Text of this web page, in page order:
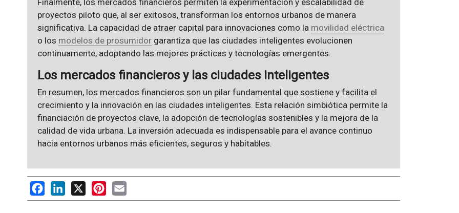
Finalmente, los mercados financieros permiten la experimentación y escalabilidad de
proyectos piloto que, al ser exitosos, transforman los entornos urbanos de manera
significativa. La capacidad de atraer capital para innovaciones como la movilidad eléctrica
o los modelos de prosumidorgarantiza que las ciudades inteligentes evolucionen
continuamente, adoptando las mejores prácticas y tecnologías emergentes.
Los mercados financieros y las ciudades inteligentes
En resumen, los mercados financieros son un pilar fundamental que sostiene y facilita el
crecimiento y la innovación en las ciudades inteligentes. Esta relación simbiótica permite la
financiación de proyectos clave, la adopción de tecnologías sostenibles y la mejora de la
calidad de vida urbana. La inversión adecuada es indispensable para el avance continuo
hacia entornos urbanos más eficientes, seguros y habitables.
FacebookLinkedIn
X PinterestEmail